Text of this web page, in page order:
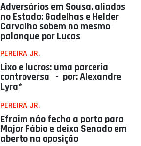
Adversários em Sousa, aliados
no Estado: Gadelhas e Helder
Carvalho sobem no mesmo
palanque por Lucas
PEREIRA JR.
Lixo e lucros: uma parceria
controversa - por: Alexandre
Lyra*
PEREIRA JR.
Efraim não fecha a porta para
Major Fábio e deixa Senado em
aberto na oposição